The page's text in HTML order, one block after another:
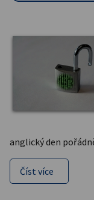
anglický den
Číst více